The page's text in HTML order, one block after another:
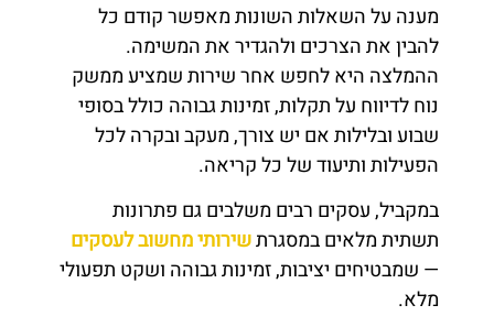
מענה על השאלות השונות מאפשר קודם כל
להבין את הצרכים ולהגדיר את המשימה.
ההמלצה היא לחפש אחר שירות שמציע ממשק
נוח לדיווח על תקלות, זמינות גבוהה כולל בסופי
שבוע ובלילות אם יש צורך, מעקב ובקרה לכל
הפעילות ותיעוד של כל קריאה.
במקביל, עסקים רבים משלבים גם פתרונות
תשתית מלאים במסגרתשירותי מחשוב לעסקים
— שמבטיחים יציבות, זמינות גבוהה ושקט תפעולי
מלא.